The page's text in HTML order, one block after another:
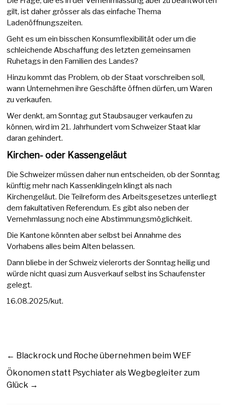
gilt, ist daher grösser als das einfache Thema
Ladenöffnungszeiten.
Geht es um ein bisschen Konsumflexibilität oder um die
schleichende Abschaffung des letzten gemeinsamen
Ruhetags in den Familien des Landes?
Hinzu kommt das Problem, ob der Staat vorschreiben soll,
wann Unternehmen ihre Geschäfte öffnen dürfen, um Waren
zu verkaufen.
Wer denkt, am Sonntag gut Staubsauger verkaufen zu
können, wird im 21. Jahrhundert vom Schweizer Staat klar
daran gehindert.
Kirchen- oder Kassengeläut
Die Schweizer müssen daher nun entscheiden, ob der Sonntag
künftig mehr nach Kassenklingeln klingt als nach
Kirchengeläut. Die Teilreform des Arbeitsgesetzes unterliegt
dem fakultativen Referendum. Es gibt also neben der
Vernehmlassung noch eine Abstimmungsmöglichkeit.
Die Kantone könnten aber selbst bei Annahme des
Vorhabens alles beim Alten belassen.
Dann bliebe in der Schweiz vielerorts der Sonntag heilig und
würde nicht quasi zum Ausverkauf selbst ins Schaufenster
gelegt.
16.08.2025/kut.
← Blackrock und Roche übernehmen beim WEF
Ökonomen statt Psychiater als Wegbegleiter zum
Glück →